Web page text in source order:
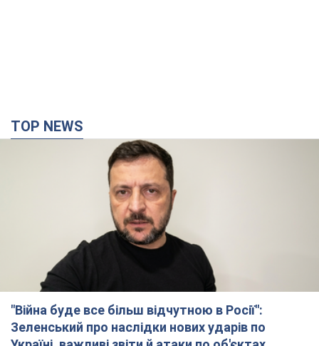
TOP NEWS
"Війна буде все більш відчутною в Росії":
Зеленський про наслідки нових ударів по